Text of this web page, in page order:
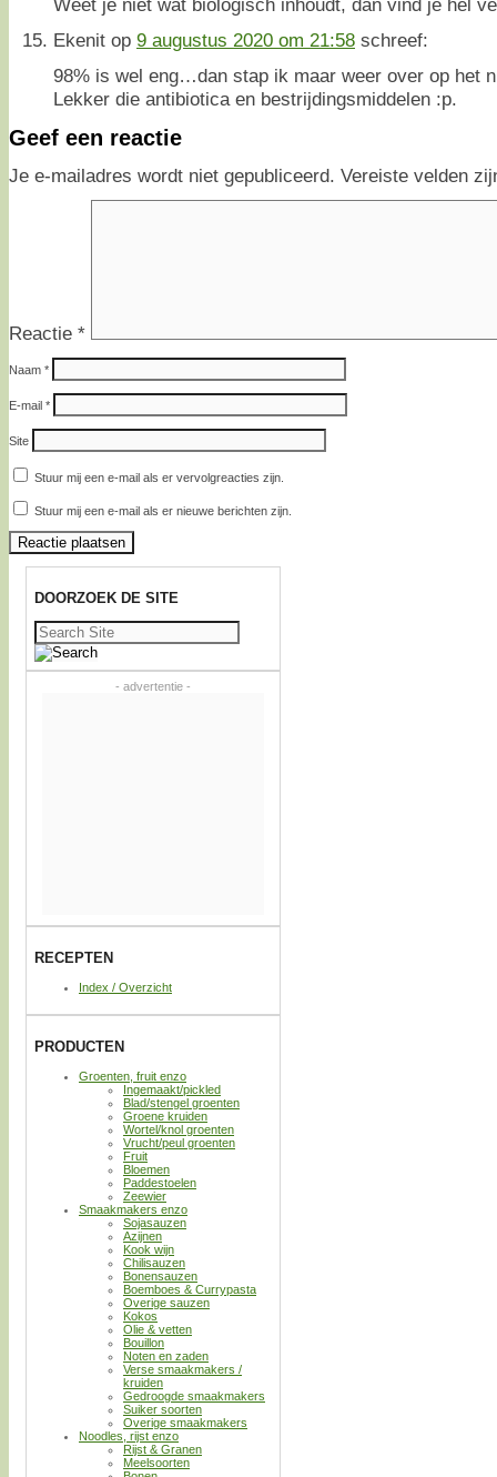
Ekenit op 9 augustus 2020 om 21:58 schreef:
98% is wel eng…dan stap ik maar weer over op het
Lekker die antibiotica en bestrijdingsmiddelen :p.
Geef een reactie
Je e-mailadres wordt niet gepubliceerd. Vereiste velden
Reactie *
Naam *
E-mail *
Site
Stuur mij een e-mail als er vervolgreacties zijn.
Stuur mij een e-mail als er nieuwe berichten zijn.
DOORZOEK DE SITE
Zoeken
naar:
- advertentie -
RECEPTEN
Index / Overzicht
PRODUCTEN
Groenten, fruit enzo
Ingemaakt/pickled
Blad/stengel groenten
Groene kruiden
Wortel/knol groenten
Vrucht/peul groenten
Fruit
Bloemen
Paddestoelen
Zeewier
Smaakmakers enzo
Sojasauzen
Azijnen
Kook wijn
Chilisauzen
Bonensauzen
Boemboes & Currypasta
Overige sauzen
Kokos
Olie & vetten
Bouillon
Noten en zaden
Verse smaakmakers /
kruiden
Gedroogde smaakmakers
Suiker soorten
Overige smaakmakers
Noodles, rijst enzo
Rijst & Granen
Meelsoorten